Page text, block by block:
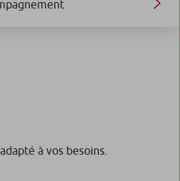
à vos besoins.